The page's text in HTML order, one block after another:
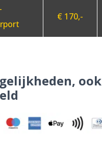
€ 170,-
ook